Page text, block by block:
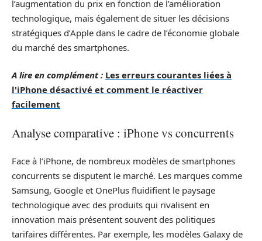
l’augmentation du prix en fonction de l’amélioration
technologique, mais également de situer les décisions
stratégiques d’Apple dans le cadre de l’économie globale
du marché des smartphones.
A lire en complément : Les erreurs courantes liées à
l'iPhone désactivé et comment le réactiver
facilement
Analyse comparative : iPhone vs concurrents
Face à l’iPhone, de nombreux modèles de smartphones
concurrents se disputent le marché. Les marques comme
Samsung, Google et OnePlus fluidifient le paysage
technologique avec des produits qui rivalisent en
innovation mais présentent souvent des politiques
tarifaires différentes. Par exemple, les modèles Galaxy de